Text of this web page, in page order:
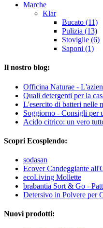
Marche
Klar
Bucato (11)
Pulizia (13)
Stoviglie (6)
Saponi (1)
Il nostro blog:
Officina Naturae -
Quali detergenti per la
L'esercito di batteri nelle
Soggiorno - Consigli per
Acido citrico: un vero
Scopri Ecosplendo:
sodasan
Ecover Candeggiante
ecoLiving Mollette
brabantia Sort & Go -
Detersivo in Polvere per
Nuovi prodotti: